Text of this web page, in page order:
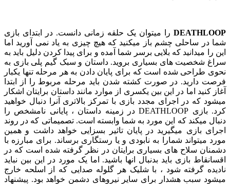
DEATHLOOP را میتوان یک حلقه زمانی دانست. در ابتدای بازی
شما در ساحلی چشم باز میکنید که هیچ چیزی به یاد نمی آورید اما
این را میدانید که بلایی برسر شما آمده و برای پیدا کردن دلیل باید به
سراغ شخصیت های بسیاری بروید. داستان و سبک گیم پلی بازی به
نحوی طراحی شده است که برای پایان دادن به هر مرحله تنها یکبار
فرصت دارید. در صورت کشته شدن باید مرحله مربوط را از ابتدا
آغاز کنید اما در این بین یکسری از موارد مانند داستان برایتان اشکار
میشود که در اجرای مجدد بازی با تمرکز بالاتری آنرا دنبال خواهید
کرد. بازی DEATHLOOP در زمینه داستان ، پایانی نامشخص را
دنبال میکند که این مورد به شما وابسته است. تصمیماتی که در روند
اجرای بازی میگیرید در پایان تاثیر بسزایی خواهد داشت و همین
مورد میتواند شمارا به نابودی و یا رستگاری برساند. برای مبارزه با
دشمنان سلاح های بسیاری برایتان در نظر گرفته شده است که در
اقسانقاط بازی باید بدنبال انها باشید. اما یک مورد در این بین نباید
نادیده گرفته شود ، با شلیک هر گلوله صدایی که از اسلحه خارج
میشود سبب هشدار برای سایر نیروهای دشمن خواهد بود. پیشنهاد